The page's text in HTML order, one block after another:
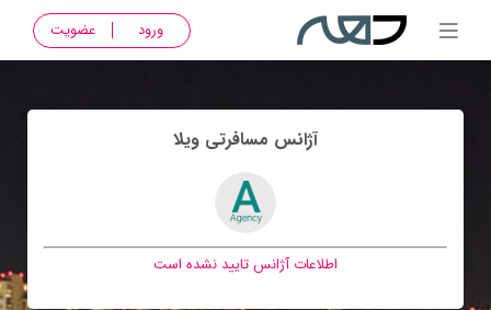
ورود عضویت
آژانس مسافرتی ويلا
اطلاعات آژانس تایید نشده است